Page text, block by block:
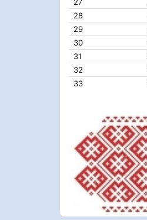
27
28
29
30
31
32
33